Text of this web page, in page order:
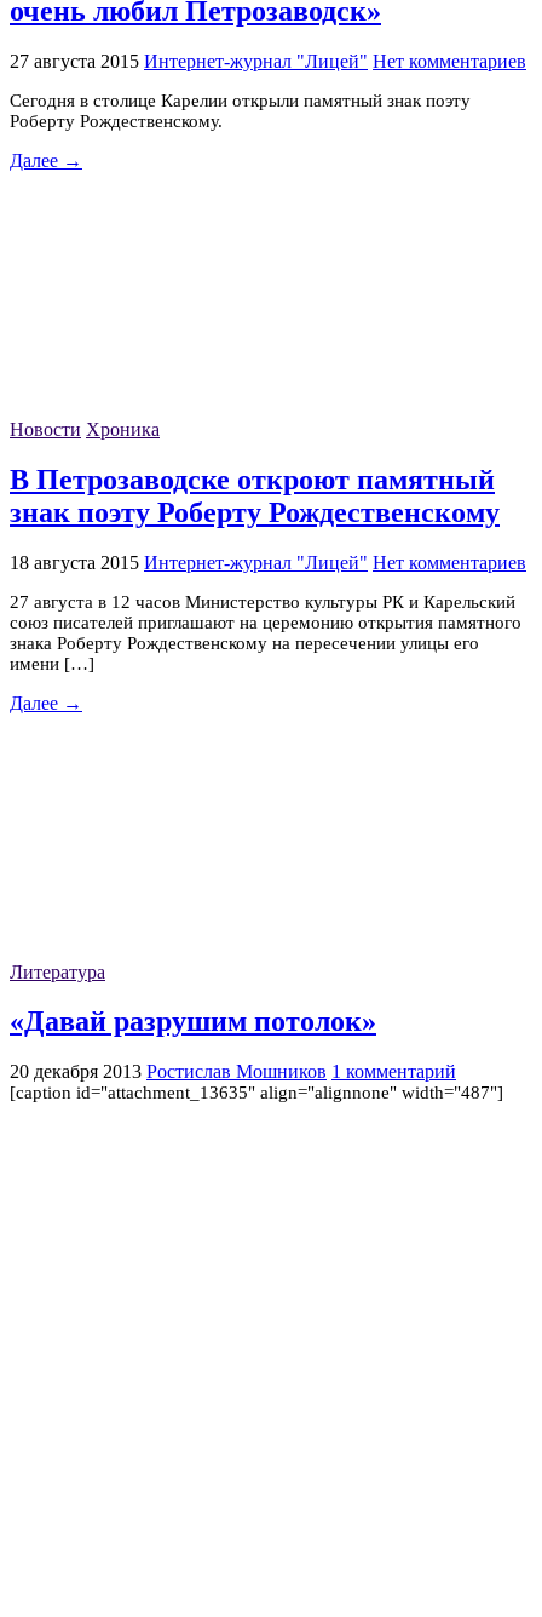
очень любил Петрозаводск»
27 августа 2015 Интернет-журнал "Лицей" Нет комментариев
Сегодня в столице Карелии открыли памятный знак поэту
Роберту Рождественскому.
Далее →
Новости Хроника
В Петрозаводске откроют памятный
знак поэту Роберту Рождественскому
18 августа 2015 Интернет-журнал "Лицей" Нет комментариев
27 августа в 12 часов Министерство культуры РК и Карельский
союз писателей приглашают на церемонию открытия памятного
знака Роберту Рождественскому на пересечении улицы его
имени […]
Далее →
Литература
«Давай разрушим потолок»
20 декабря 2013 Ростислав Мошников 1 комментарий
[caption id="attachment_13635" align="alignnone" width="487"]